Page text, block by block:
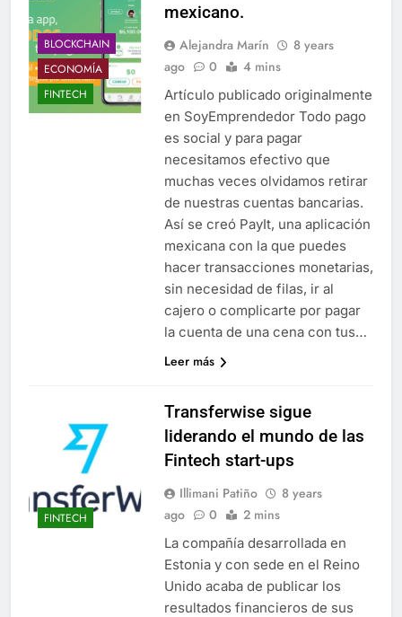
BLOCKCHAIN
ECONOMÍA
FINTECH
mexicano.
Alejandra Marín
8 years
ago
0 4 mins
Artículo publicado originalmente
en SoyEmprendedor Todo pago
es social y para pagar
necesitamos efectivo que
muchas veces olvidamos retirar
de nuestras cuentas bancarias.
Así se creó PayIt, una aplicación
mexicana con la que puedes
hacer transacciones monetarias,
sin necesidad de filas, ir al
cajero o complicarte por pagar
la cuenta de una cena con tus…
Leer más
FINTECH
Transferwise sigue
liderando el mundo de las
Fintech start-ups
Illimani Patiño
8 years
ago
0 2 mins
La compañía desarrollada en
Estonia y con sede en el Reino
Unido acaba de publicar los
resultados financieros de sus